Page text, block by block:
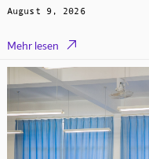
August 9, 2026
Mehr lesen 